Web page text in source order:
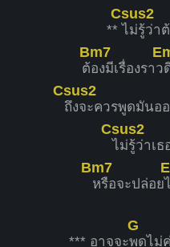
**
Csus2
ไม่รู้ว่า
ต้
Bm7
องมีเรื่องราว
Csus2
ถึงจะควรพูดมันอ
Csus2
ไม่รู้ว่าเ
Bm7
หรือจะปล่อยไ
*** อาจจะ
G
พูดไม่